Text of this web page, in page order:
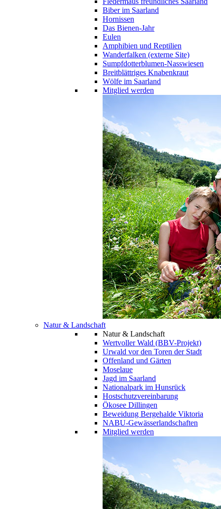
Biber im Saarland
Hornissen
Das Bienen-Jahr
Eulen
Amphibien und Reptilien
Wanderfalken (externe Site)
Sumpfdotterblumen-Nasswiesen
Breitblättriges Knabenkraut
Wölfe im Saarland
Mitglied werden
Natur & Landschaft
Natur & Landschaft
Wertvoller Wald (BBV-Projekt)
Urwald vor den Toren der Stadt
Offenland und Gärten
Moselaue
Jagd im Saarland
Nationalpark im Hunsrück
Hostschutzvereinbarung
Ökosee Dillingen
Beweidung Bergehalde Viktoria
NABU-Gewässerlandschaften
Mitglied werden